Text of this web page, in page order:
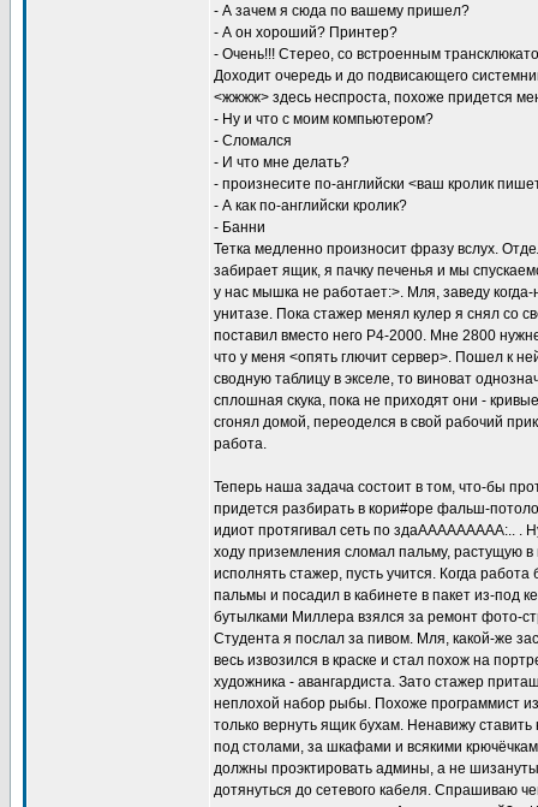
- А зачем я сюда по вашему пришел?
- А он хороший? Принтер?
- Очень!!! Стерео, со встроенным
Доходит очередь и до подвисающего
<жжжж> здесь неспроста, похоже придется
- Ну и что с моим компьютером?
- Сломался
- И что мне делать?
- произнесите по-английски <ваш кролик
- А как по-английски кролик?
- Банни
Тетка медленно произносит фразу вслух.
забирает ящик, я пачку печенья и мы
у нас мышка не работает:>. Мля, заведу
унитазе. Пока стажер менял кулер я снял со
поставил вместо него Р4-2000. Мне 2800
что у меня <опять глючит сервер>. Пошел к
сводную таблицу в экселе, то виноват
сплошная скука, пока не приходят они -
сгонял домой, переоделся в свой рабочий
работа.
Теперь наша задача состоит в том, что-бы
придется разбирать в кори#оре фальш-
идиот протягивал сеть по здаААААААААА:.. .
ходу приземления сломал пальму, растущую в
исполнять стажер, пусть учится. Когда
пальмы и посадил в кабинете в пакет из-под
бутылками Миллера взялся за ремонт фото-
Студента я послал за пивом. Мля, какой-же
весь извозился в краске и стал похож на
художника - авангардиста. Зато стажер
неплохой набор рыбы. Похоже программист
только вернуть ящик бухам. Ненавижу
под столами, за шкафами и всякими
должны проэктировать админы, а не
дотянуться до сетевого кабеля. Спрашиваю